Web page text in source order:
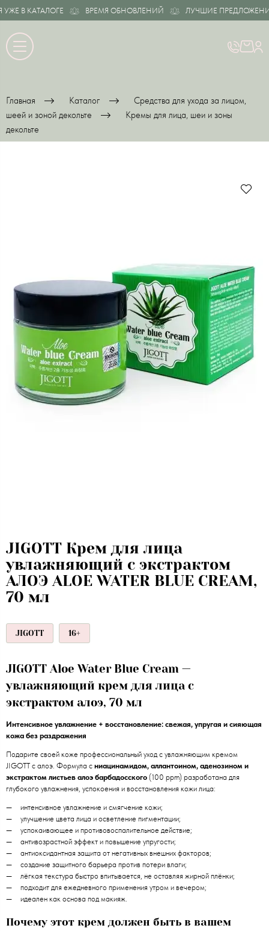
В КАТАЛОГЕ ВРЕМЯ ОБНОВЛЕНИЙ ЛУЧШИЕ ПРЕДЛОЖЕНИЯ
Главная Каталог
Средства для ухода за лицом,
шеей и зоной декольте
Кремы для лица, шеи и зоны
декольте
JIGOTT Крем для лица
увлажняющий с экстрактом
АЛОЭ ALOE WATER BLUE CREAM,
70 мл
JIGOTT 16+
JIGOTT Aloe Water Blue Cream —
увлажняющий крем для лица с
экстрактом алоэ, 70 мл
Интенсивное увлажнение + восстановление: свежая, упругая и сияющая
кожа без раздражения
Подарите своей коже профессиональный уход с увлажняющим кремом
JIGOTT с алоэ. Формула с ниацинамидом, аллантоином, аденозином и
экстрактом листьев алоэ барбадосского (100 ppm) разработана для
глубокого увлажнения, успокоения и восстановления кожи лица:
интенсивное увлажнение и смягчение кожи;
улучшение цвета лица и осветление пигментации;
успокаивающее и противовоспалительное действие;
антивозрастной эффект и повышение упругости;
антиоксидантная защита от негативных внешних факторов;
создание защитного барьера против потери влаги;
лёгкая текстура быстро впитывается, не оставляя жирной плёнки;
подходит для ежедневного применения утром и вечером;
идеален как основа под макияж.
Почему этот крем должен быть в вашем